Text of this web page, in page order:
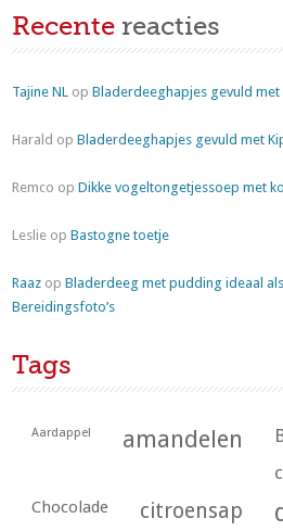
Recente reacties
Tajine NL opBladerdeeghapjes gevuld
Harald opBladerdeeghapjes gevuld met
Remco opDikke vogeltongetjessoep met
Leslie opBastogne toetje
Raaz opBladerdeeg met pudding ideaal
Bereidingsfoto’s
Tags
Aardappel amandelen
Chocolade citroensap